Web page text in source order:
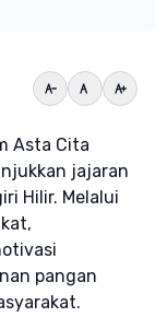
Asta Cita
jajaran
Hilir. Melalui
pangan